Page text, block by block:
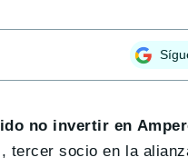
no invertir en
tercer socio en la